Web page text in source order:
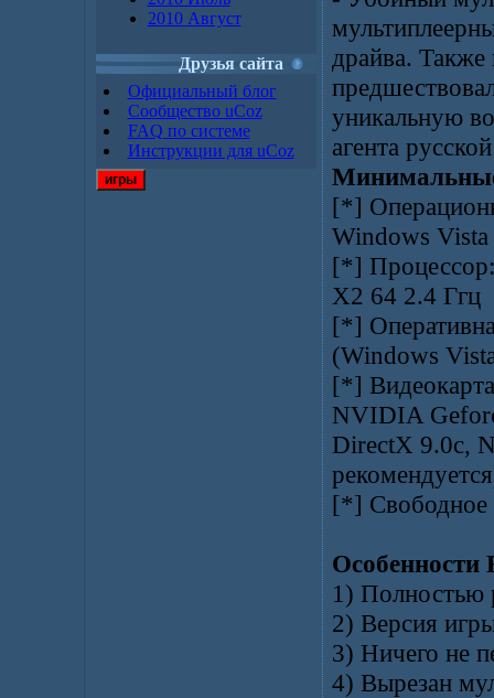
2010 Август
Друзья сайта
Официальный блог
Сообщество uCoz
FAQ по системе
Инструкции для uCoz
игры
драйва.
уникальную
агента
[*]
Windows
[*]
X2 64 2.4 Ггц
[*]
(Windows
[*]
NVIDIA
DirectX 9.0c,
[*] Свободное
Особенности
1) Полностью
2) Версия
3) Ничего не
4) Вырезан